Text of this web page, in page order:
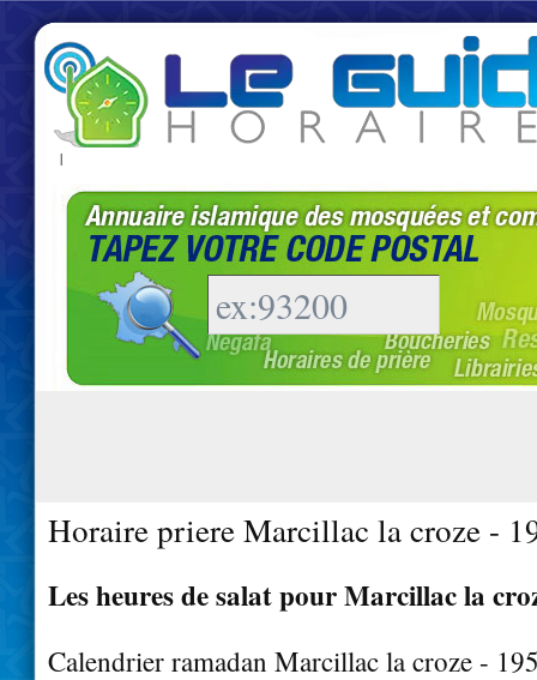
|
Horaire priere Marcillac la croze -
Les heures de salat pour Marcillac la
Calendrier ramadan Marcillac la croze -